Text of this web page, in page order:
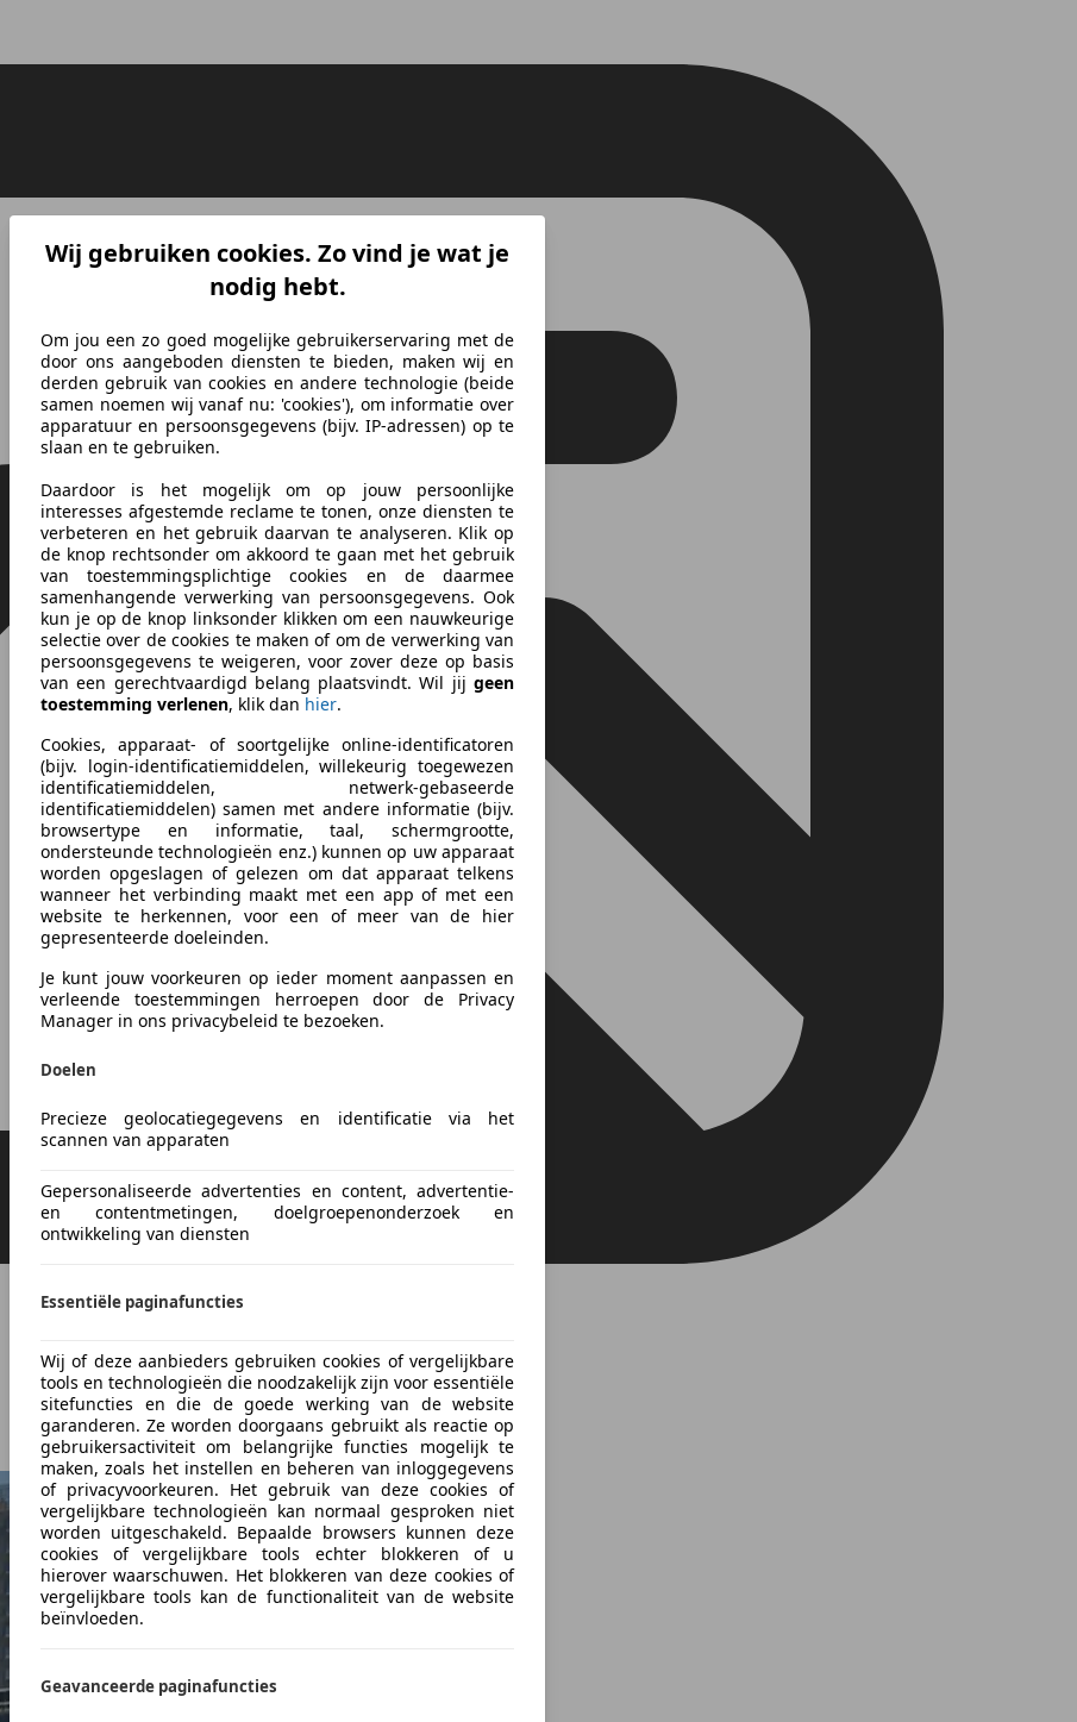
Wij gebruiken cookies. Zo vind je wat je
nodig hebt.
Om jou een zo goed mogelijke gebruikerservaring met de
door ons aangeboden diensten te bieden, maken wij en
derden gebruik van cookies en andere technologie (beide
samen noemen wij vanaf nu: 'cookies'), om informatie over
apparatuur en persoonsgegevens (bijv. IP-adressen) op te
slaan en te gebruiken.
Daardoor is het mogelijk om op jouw persoonlijke
interesses afgestemde reclame te tonen, onze diensten te
verbeteren en het gebruik daarvan te analyseren. Klik op
de knop rechtsonder om akkoord te gaan met het gebruik
van toestemmingsplichtige cookies en de daarmee
samenhangende verwerking van persoonsgegevens. Ook
kun je op de knop linksonder klikken om een nauwkeurige
selectie over de cookies te maken of om de verwerking van
persoonsgegevens te weigeren, voor zover deze op basis
van een gerechtvaardigd belang plaatsvindt. Wil jij geen
toestemming verlenen, klik dan hier.
Cookies, apparaat- of soortgelijke online-identificatoren
(bijv. login-identificatiemiddelen, willekeurig toegewezen
identificatiemiddelen, netwerk-gebaseerde
identificatiemiddelen) samen met andere informatie (bijv.
browsertype en informatie, taal, schermgrootte,
ondersteunde technologieën enz.) kunnen op uw apparaat
worden opgeslagen of gelezen om dat apparaat telkens
wanneer het verbinding maakt met een app of met een
website te herkennen, voor een of meer van de hier
gepresenteerde doeleinden.
Je kunt jouw voorkeuren op ieder moment aanpassen en
verleende toestemmingen herroepen door de Privacy
Manager in ons privacybeleid te bezoeken.
Doelen
Precieze geolocatiegegevens en identificatie via het
scannen van apparaten
Gepersonaliseerde advertenties en content, advertentie-
en contentmetingen, doelgroepenonderzoek en
ontwikkeling van diensten
Essentiële paginafuncties
Wij of deze aanbieders gebruiken cookies of vergelijkbare
tools en technologieën die noodzakelijk zijn voor essentiële
sitefuncties en die de goede werking van de website
garanderen. Ze worden doorgaans gebruikt als reactie op
gebruikersactiviteit om belangrijke functies mogelijk te
maken, zoals het instellen en beheren van inloggegevens
of privacyvoorkeuren. Het gebruik van deze cookies of
vergelijkbare technologieën kan normaal gesproken niet
worden uitgeschakeld. Bepaalde browsers kunnen deze
cookies of vergelijkbare tools echter blokkeren of u
hierover waarschuwen. Het blokkeren van deze cookies of
vergelijkbare tools kan de functionaliteit van de website
beïnvloeden.
Geavanceerde paginafuncties